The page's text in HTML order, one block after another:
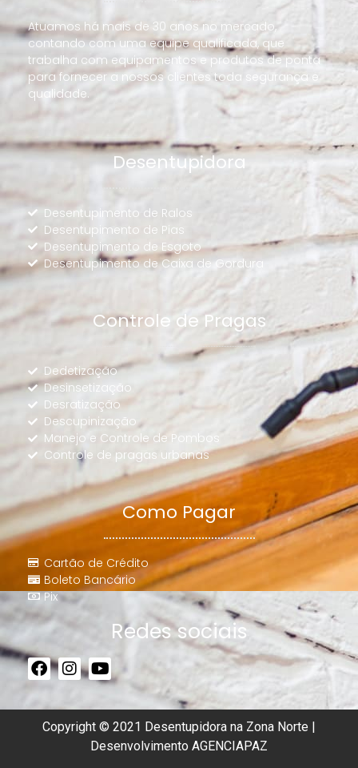
Atuamos há mais de 30 anos no mercado,
contando com uma equipe qualificada, que
trabalha com equipamentos e produtos de ponta
para fornecer a nossos clientes toda segurança e
qualidade.
Desentupidora
Desentupimento de Ralos
Desentupimento de Pias
Desentupimento de Esgoto
Desentupimento de Caixa de Gordura
Controle de Pragas
Dedetização
Desinsetização
Desratização
Descupinização
Manejo e Controle de Pombos
Controle de pragas urbanas
Como Pagar
Cartão de Crédito
Boleto Bancário
Pix
Redes sociais
Copyright © 2021 Desentupidora na Zona Norte |
Desenvolvimento AGENCIAPAZ